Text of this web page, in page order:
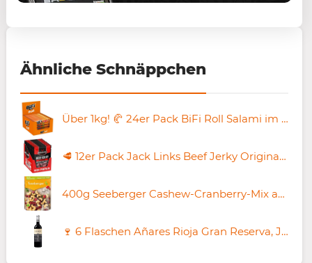
Ähnliche Schnäppchen
Über 1kg! 🥐 24er Pack BiFi Roll Salami im Teigmantel 45g ab 22,57€ (statt 28€)
🥩 12er Pack Jack Links Beef Jerky Original je 60g ab 35,62€ (statt 51€)
400g Seeberger Cashew-Cranberry-Mix ab 6,64€ (statt 9€)
🍷 6 Flaschen Añares Rioja Gran Reserva, Jahrgang 2019 für 37,89€ (statt 68€)